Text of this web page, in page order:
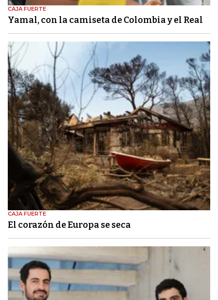
CAJA FUERTE
Yamal, con la camiseta de Colombia y el Real
CAJA FUERTE
El corazón de Europa se seca